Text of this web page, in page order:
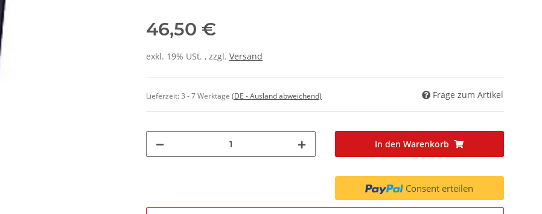
46,50 €
exkl. 19% USt. , zzgl. Versand
Lieferzeit:3 - 7 Werktage (DE - Ausland abweichend) Frage zum Artikel
In den Warenkorb
Consent erteilen